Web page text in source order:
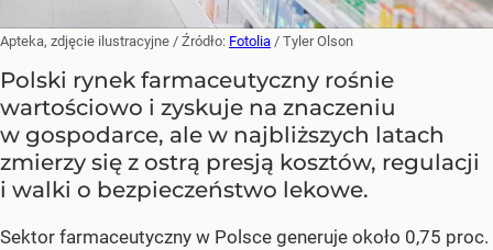
Apteka, zdjęcie ilustracyjne / Źródło: Fotolia / Tyler Olson
Polski rynek farmaceutyczny rośnie
wartościowo i zyskuje na znaczeniu
w gospodarce, ale w najbliższych latach
zmierzy się z ostrą presją kosztów, regulacji
i walki o bezpieczeństwo lekowe.
Sektor farmaceutyczny w Polsce generuje około 0,75 proc.